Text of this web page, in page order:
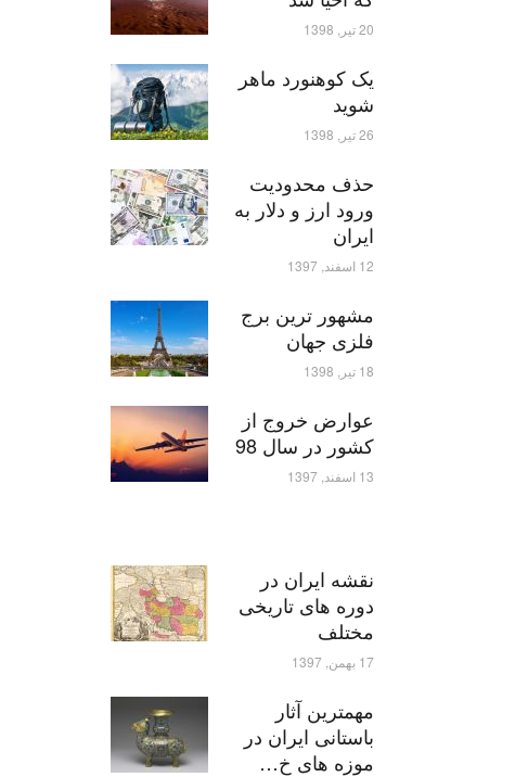
20 تیر, 1398
یک کوهنورد ماهر
شوید
26 تیر, 1398
حذف محدودیت
ورود ارز و دلار به
ایران
12 اسفند, 1397
مشهور ترین برج
فلزی جهان
18 تیر, 1398
عوارض خروج از
کشور در سال 98
13 اسفند, 1397
نقشه ایران در
دوره های تاریخی
مختلف
17 بهمن, 1397
مهمترین آثار
باستانی ایران در
موزه های خ…